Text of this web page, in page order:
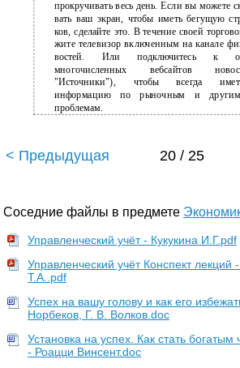
прокручивать весь день. Если вы можете
вать ваш экран, чтобы иметь бегущую
ков, сделайте это. В течение своей
жите телевизор включенным на канале
востей. Или подключитесь к
многочисленных вебсайтов
"Источники"), чтобы всегда
информацию по рыночным и
проблемам.
< Предыдущая 20 / 25
Соседние файлы в предмете
Управленческий учёт - Кукукина И.Г.pdf
Управленческий учёт Конспект лекций
Т.А..pdf
Успех на вашу голову и как его
Норбеков, Г. В. Волков.doc
Установка на успех. Как стать
- Роацци Винсент.doc